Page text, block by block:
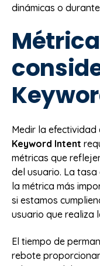
dinámicas o
Medir la
Keyword Intent
métricas que
del usuario. La
la métrica más
si estamos
usuario que realiza
El tiempo de
rebote